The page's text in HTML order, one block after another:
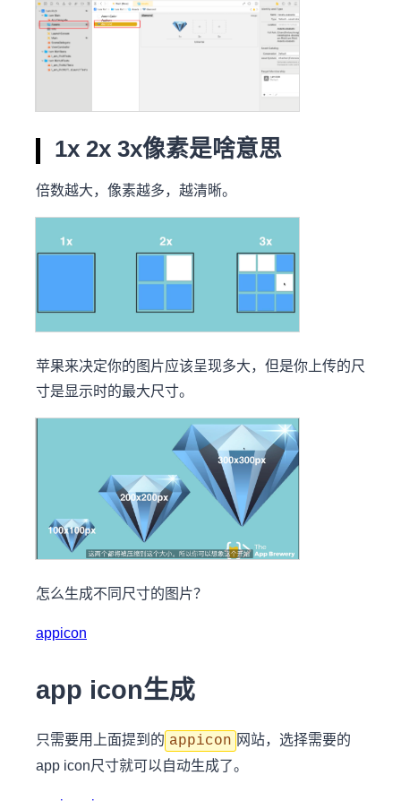
1x 2x 3x像素是啥意思
倍数越大，像素越多，越清晰。
苹果来决定你的图片应该呈现多大，但是你上传的尺
寸是显示时的最大尺寸。
怎么生成不同尺寸的图片？
appicon
app icon生成
只需要用上面提到的 appicon 网站，选择需要的
app icon尺寸就可以自动生成了。